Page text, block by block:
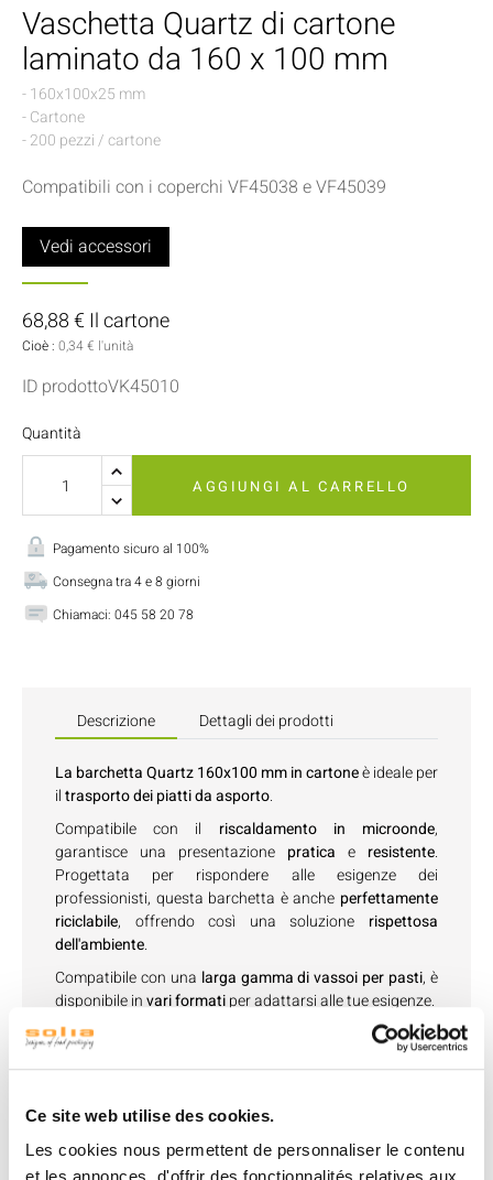
Ce site web utilise des cookies.
Les cookies nous permettent de personnaliser le contenu
Vaschetta Quartz di cartone
laminato da 160 x 100 mm
- 160x100x25 mm
- Cartone
- 200 pezzi / cartone
Compatibili con i coperchi VF45038 e VF45039
Vedi accessori
68,88 € Il cartone
Cioè : 0,34 € l'unità
ID prodottoVK45010
Quantità
AGGIUNGI AL CARRELLO
Pagamento sicuro al 100%
Consegna tra 4 e 8 giorni
Chiamaci: 045 58 20 78
Descrizione Dettagli dei prodotti
La barchetta Quartz 160x100 mm in cartoneè ideale per
iltrasporto dei piatti da asporto.
Compatibile con il riscaldamento in microonde,
garantisce una presentazione pratica e resistente.
Progettata per rispondere alle esigenze dei
professionisti, questa barchetta è anche perfettamente
riciclabile, offrendo così una soluzione rispettosa
dell'ambiente.
Compatibile con una larga gamma di vassoi per pasti, è
disponibile invari formatiper adattarsi alle tue esigenze.
Ilcoperchio è venduto separatamente Ad uso singolo,
questa barchetta facilita il servizio garantendo la
qualità